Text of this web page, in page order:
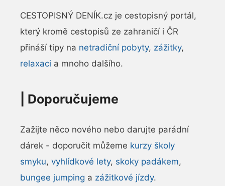
CESTOPISNÝ DENÍK.cz je cestopisný portál,
který kromě cestopisů ze zahraničí i ČR
přináší tipy na netradiční pobyty, zážitky,
relaxaci a mnoho dalšího.
Doporučujeme
Zažijte něco nového nebo darujte parádní
dárek - doporučit můžeme kurzy školy
smyku, vyhlídkové lety, skoky padákem,
bungee jumping a zážitkové jízdy.